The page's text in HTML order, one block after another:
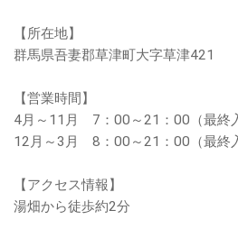
【所在地】
群馬県吾妻郡草津町大字草津421
【営業時間】
4月～11月 7：00～21：00（最終
12月～3月 8：00～21：00（最終
【アクセス情報】
湯畑から徒歩約2分